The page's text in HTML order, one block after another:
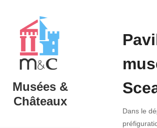
Musées &
Châteaux
Dans le